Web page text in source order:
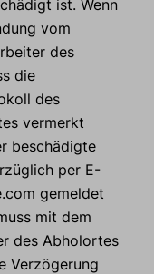
ist. Wenn
vom
des
die
des
vermerkt
beschädigte
per E-
gemeldet
mit dem
des Abholortes
Verzögerung